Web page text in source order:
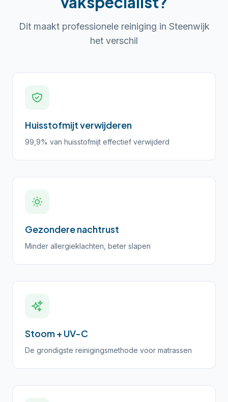
Dit maakt professionele reiniging in Steenwijk
het verschil
Huisstofmijt verwijderen
99,9% van huisstofmijt effectief verwijderd
Gezondere nachtrust
Minder allergieklachten, beter slapen
Stoom + UV-C
De grondigste reinigingsmethode voor matrassen